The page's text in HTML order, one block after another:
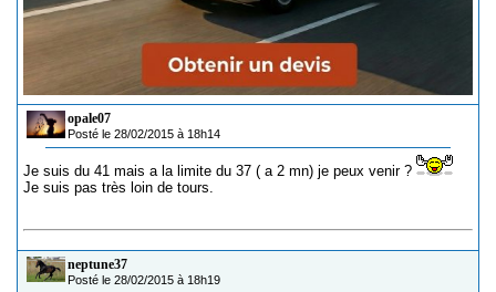
opale07
Posté le 28/02/2015 à 18h14
Je suis du 41 mais a la limite du 37 ( a 2 mn) je peux venir ?
Je suis pas très loin de tours.
neptune37
Posté le 28/02/2015 à 18h19